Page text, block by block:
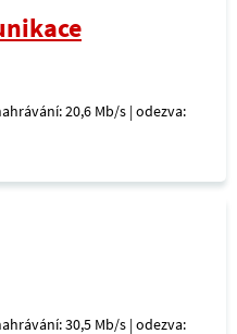
20,6 Mb/s | odezva:
30,5 Mb/s | odezva: